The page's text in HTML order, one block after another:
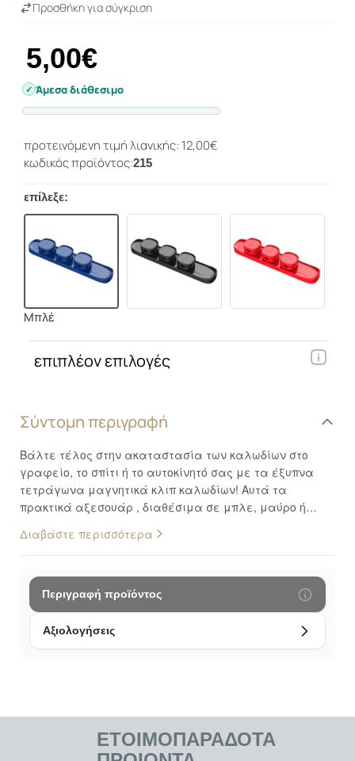
Σύντομη περιγραφή
Βάλτε τέλος στην ακαταστασία των καλωδίων στο
γραφείο, το σπίτι ή το αυτοκίνητό σας με τα έξυπνα
τετράγωνα μαγνητικά κλιπ καλωδίων! Αυτά τα
πρακτικά αξεσουάρ , διαθέσιμα σε μπλε, μαύρο ή
να οργανώνετε τα καλώδια φόρτισης, τα καλώδια USB
ή τα ακουστικά σας, ώστε να μπορείτε να τα βρίσκετε
εύκολα και να φορτίζετε τις συσκευές σας απευθείας
χωρίς μπερδέματα. Σχεδιασμένα να διαρκούν,
συνδυάζουν υψηλής ποιότητας υλικά και ανθεκτικότητα
με προσιτή τιμή, ενώ ο σχεδιασμός τους συνδυάζει την
αισθητική με τη λειτουργικότητα, εξασφαλίζοντας μια
μαγνητικά κλιπ, τα καλώδιά σας παραμένουν
τακτοποιημένα και εύκολα προσβάσιμα. Δεν
χρειάζεται πλέον να ψάχνετε πίσω από το γραφείο ή
Διαβάστε περισσότερα
Περιγραφή προϊόντος
Αξιολογήσεις
5,00€
Άμεσα διάθεσιμο
Προσθήκη για σύγκριση
προτεινόμενη τιμή λιανικής: 12,00€
κωδικός προϊόντος:215
επίλεξε:
Μπλέ
επιπλέον επιλογές
ΕΤΟΙΜΟΠΑΡΑΔΟΤΑ